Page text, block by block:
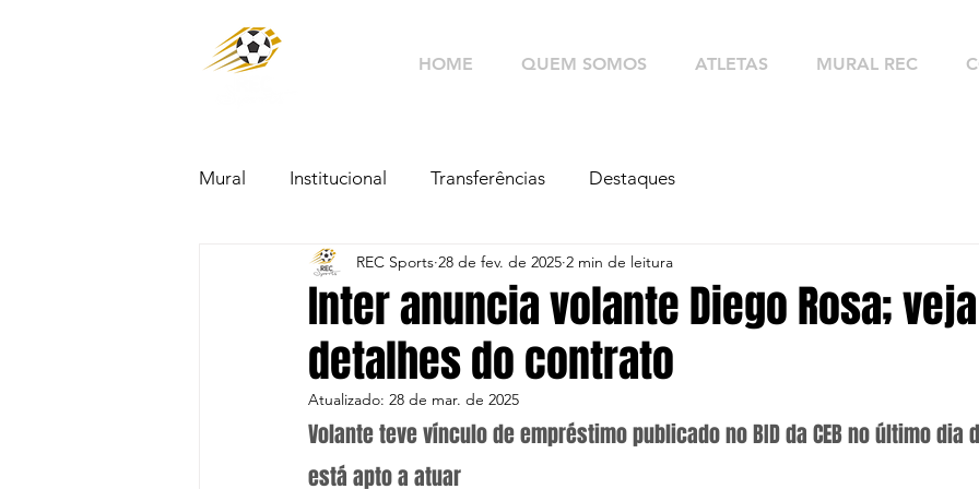
HOME QUEM SOMOS ATLETAS MURAL REC
Mural Institucional Transferências Destaques
Inter anuncia volante Diego Rosa; veja
detalhes do contrato
REC Sports 28 de fev. de 2025 2 min de leitura
Atualizado: 28 de mar. de 2025
Volante teve vínculo de empréstimo publicado no BID da CEB no último dia
está apto a atuar